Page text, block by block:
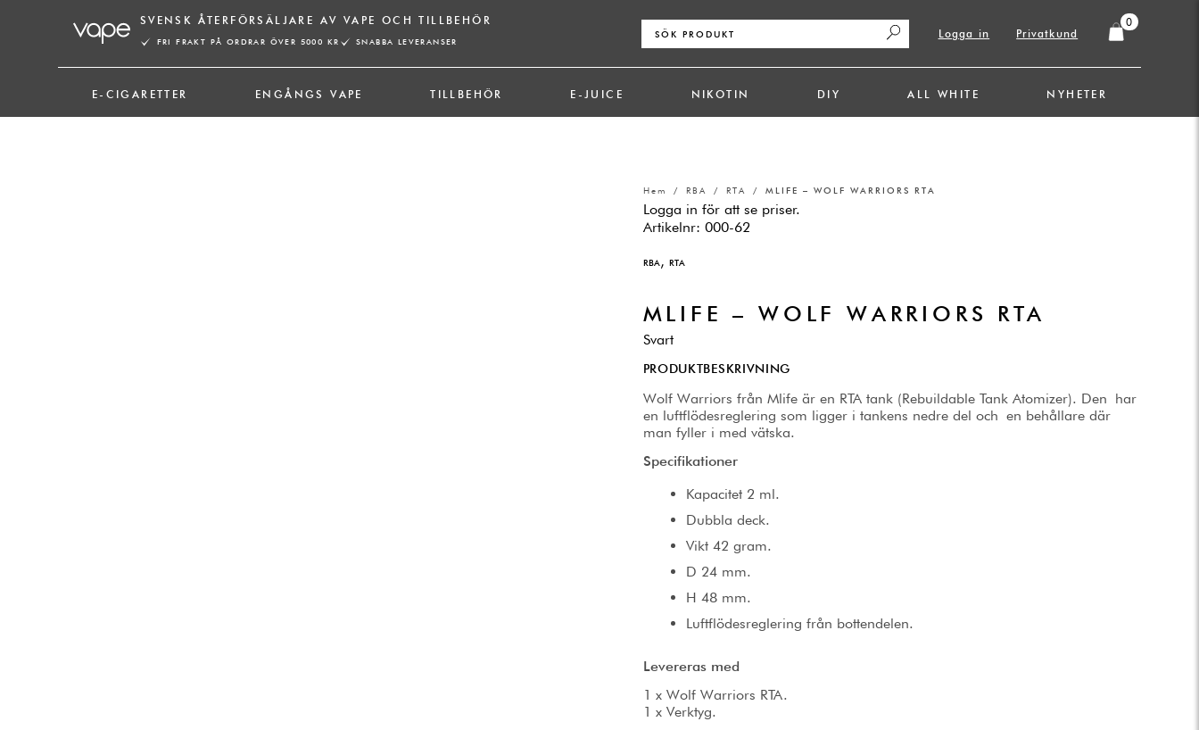
SVENSK ÅTERFÖRSÄLJARE AV VAPE OCH TILLBEHÖR
FRI FRAKT PÅ ORDRAR ÖVER 5000 KR SNABBA LEVERANSER
Logga in Privatkund
0
E-CIGARETTER ENGÅNGS VAPE TILLBEHÖR E-JUICE NIKOTIN DIY ALL WHITE NYHETER
Hem / RBA / RTA / MLIFE – WOLF WARRIORS RTA
Logga in för att se priser.
Artikelnr: 000-62
RBA, RTA
MLIFE – WOLF WARRIORS RTA
Svart
PRODUKTBESKRIVNING
Wolf Warriors från Mlife är en RTA tank (Rebuildable Tank Atomizer). Den har
en luftflödesreglering som ligger i tankens nedre del och en behållare där
man fyller i med vätska.
Specifikationer
Kapacitet 2 ml.
Dubbla deck.
Vikt 42 gram.
D 24 mm.
H 48 mm.
Luftflödesreglering från bottendelen.
Levereras med
1 x Wolf Warriors RTA.
1 x Verktyg.